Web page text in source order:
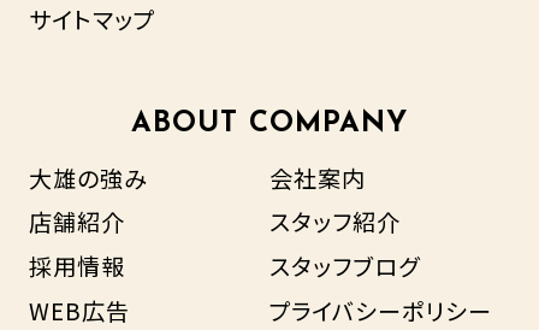
サイトマップ
ABOUT COMPANY
大雄の強み
会社案内
店舗紹介
スタッフ紹介
採用情報
スタッフブログ
WEB広告
プライバシーポリシー